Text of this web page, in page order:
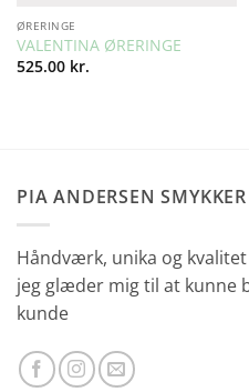
ØRERINGE
VALENTINA ØRERINGE
525.00 kr.
PIA ANDERSEN SMYKKER
Håndværk, unika og
jeg glæder mig til at kunne
kunde